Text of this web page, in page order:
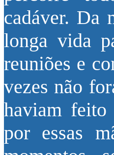
cadáver. Da
longa vida
reuniões e
vezes não
haviam feito
por essas